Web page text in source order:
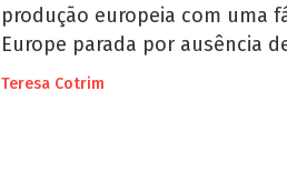
produção europeia com uma
Europe parada por ausência
Teresa Cotrim